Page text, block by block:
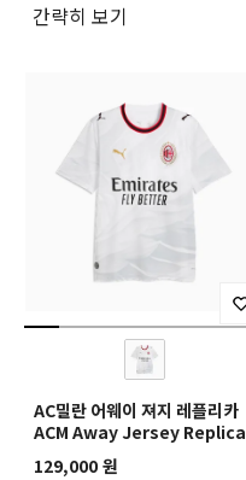
간략히 보기
AC밀란 어웨이 져지 레플리카
ACM Away Jersey Replica
129,000 원